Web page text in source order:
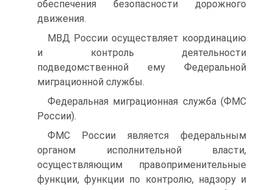
обеспечения безопасности дорожного
движения.
МВД России осуществляет координацию
и контроль деятельности
подведомственной ему Федеральной
миграционной службы.
Федеральная миграционная служба (ФМС
России).
ФМС России является федеральным
органом исполнительной власти,
осуществляющим правоприменительные
функции, функции по контролю, надзору и